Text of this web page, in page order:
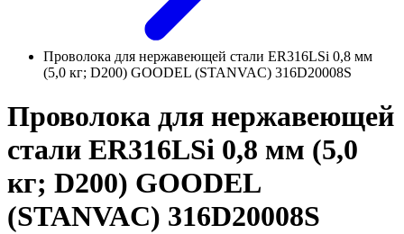
Проволока для нержавеющей стали ER316LSi 0,8 мм
(5,0 кг; D200) GOODEL (STANVAC) 316D20008S
Проволока для нержавеющей
стали ER316LSi 0,8 мм (5,0
кг; D200) GOODEL
(STANVAC) 316D20008S